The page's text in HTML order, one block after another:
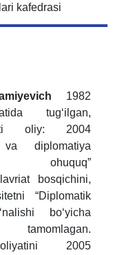
kafedrasi
1982
tug‘ilgan,
oliy: 2004
diplomatiya
ohuquq”
bosqichini,
“Diplomatik
bo‘yicha
tamomlagan.
2005